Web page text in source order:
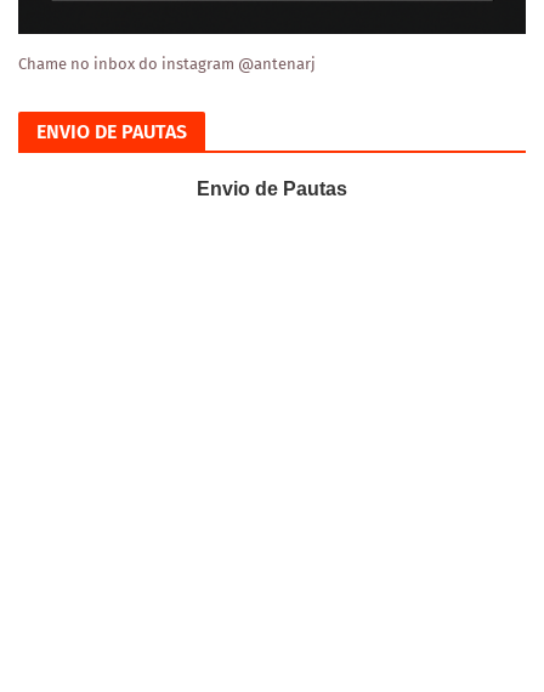
Chame no inbox do instagram @antenarj
ENVIO DE PAUTAS
Envio de Pautas